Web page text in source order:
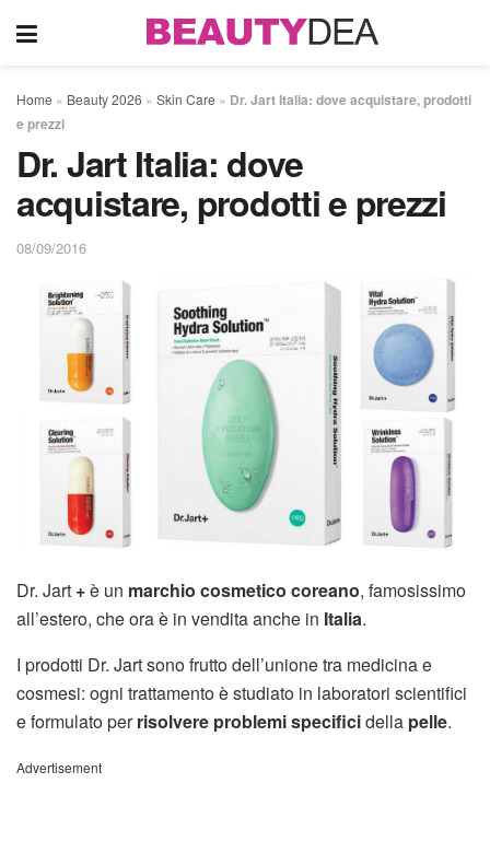
Home » Beauty 2026 » Skin Care » Dr. Jart Italia: dove acquistare, prodotti
e prezzi
Dr. Jart Italia: dove
acquistare, prodotti e prezzi
08/09/2016
Dr. Jart +è un marchio cosmetico coreano, famosissimo
all’estero, che ora è in vendita anche in Italia.
I prodotti Dr. Jart sono frutto dell’unione tra medicina e
cosmesi: ogni trattamento è studiato in laboratori scientifici
e formulato perrisolvere problemi specificidella pelle.
Advertisement